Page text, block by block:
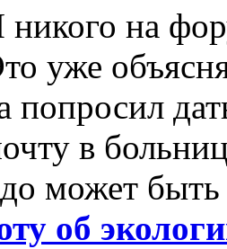
на
уже
попросил
в
может
об